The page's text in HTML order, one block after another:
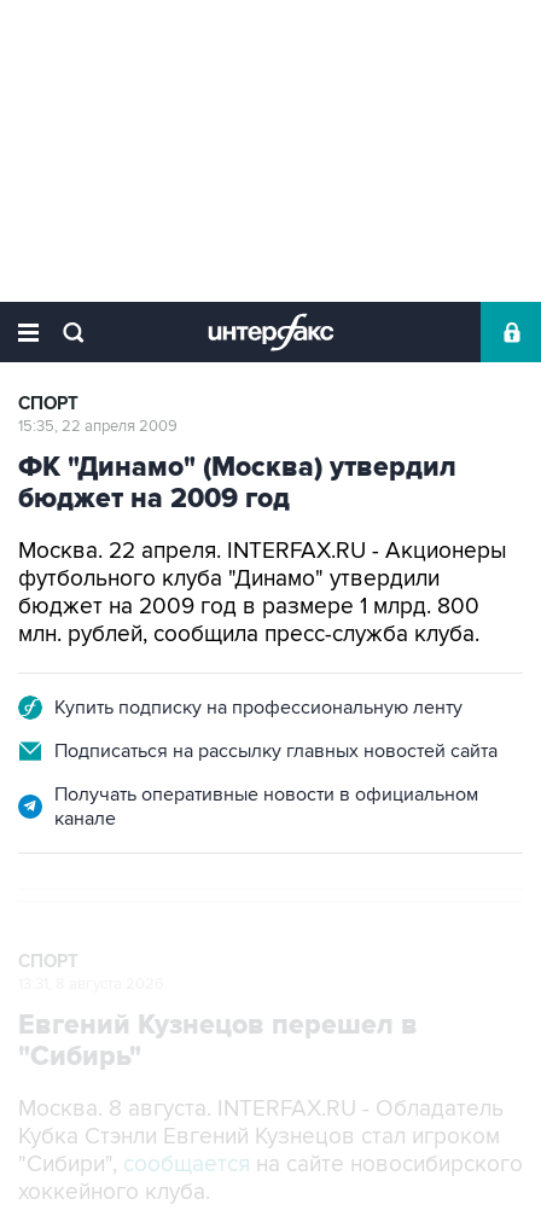
СПОРТ
15:35, 22 апреля 2009
ФК "Динамо" (Москва) утвердил
бюджет на 2009 год
Москва. 22 апреля. INTERFAX.RU - Акционеры
футбольного клуба "Динамо" утвердили
бюджет на 2009 год в размере 1 млрд. 800
млн. рублей, сообщила пресс-служба клуба.
Купить подписку на профессиональную ленту
Подписаться на рассылку главных новостей сайта
Получать оперативные новости в официальном
канале
СПОРТ
Евгений Кузнецов перешел в
"Сибирь"
Москва. 8 августа. INTERFAX.RU - Обладатель
Кубка Стэнли Евгений Кузнецов стал игроком
"Сибири", сообщается на сайте новосибирского
хоккейного клуба.